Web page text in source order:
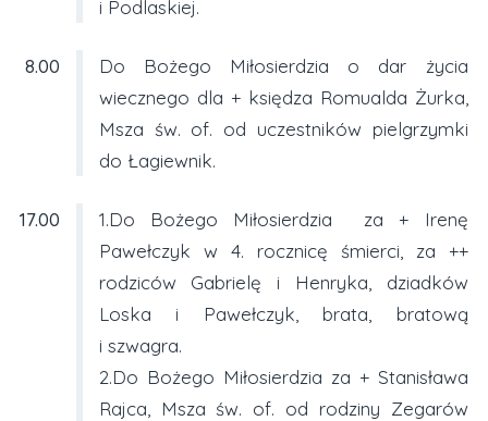
i Podlaskiej.
8.00
Do Bożego Miłosierdzia o dar życia
wiecznego dla + księdza Romualda Żurka,
Msza św. of. od uczestników pielgrzymki
do Łagiewnik.
17.00
1.Do Bożego Miłosierdzia za + Irenę
Pawełczyk w 4. rocznicę śmierci, za ++
rodziców Gabrielę i Henryka, dziadków
Loska i Pawełczyk, brata, bratową
i szwagra.
2.Do Bożego Miłosierdzia za + Stanisława
Rajca, Msza św. of. od rodziny Zegarów